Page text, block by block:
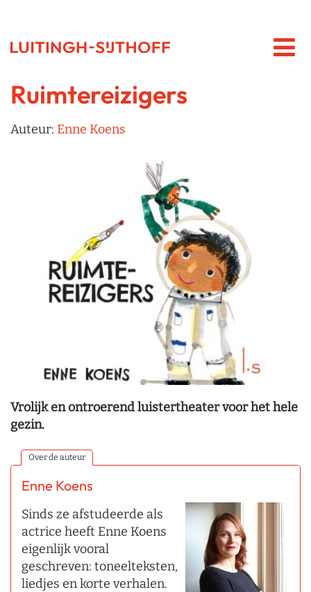
Ruimtereizigers
Auteur: Enne Koens
Vrolijk en ontroerend luistertheater voor het hele
gezin.
Over de auteur
Enne Koens
Sinds ze afstudeerde als
actrice heeft Enne Koens
eigenlijk vooral
geschreven: toneelteksten,
liedjes en korte verhalen.